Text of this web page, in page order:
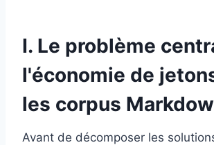
I. Le problème
l'économie de
les corpus
Avant de décomposer les